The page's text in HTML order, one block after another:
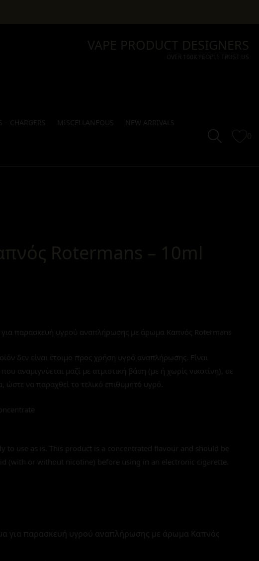
VAPE PRODUCT DESIGNERS
OVER 100K PEOPLE TRUST US
– CHARGERS MISCELLANEOUS NEW ARRIVALS
0
Rotermans – 10ml
παρασκευή υγρού αναπλήρωσης με άρωμα Καπνός Rotermans
δεν είναι έτοιμο προς χρήση υγρό αναπλήρωσης. Είναι
αναμιγνύεται μαζί με ατμιστική βάση (με ή χωρίς νικοτίνη), σε
ώστε να παραχθεί το τελικό επιθυμητό υγρό.
to use as is. This product is a concentrated flavour and should be
(with or without nicotine) before using in an electronic cigarette.
για παρασκευή υγρού αναπλήρωσης με άρωμα Καπνός